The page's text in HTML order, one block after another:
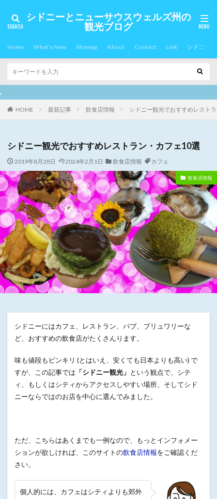
シドニーとニューサウスウェルズ州の
観光ブログ
Home What’s New Sitemap About Contact Link シドニー
HOME 最新記事 飲食店情報 シドニー観光でおすすめレスト
シドニー観光でおすすめレストラン・カフェ10選
2019年8月28日 2024年2月1日 飲食店情報 カフェ
飲食店情報
シドニーにはカフェ、レストラン、パブ、ブリュワリーな
ど、おすすめの飲食店がたくさんります。
味も値段もピンキリ (とはいえ、安くても日本よりも高い) で
すが、この記事では 「シドニー観光」 という観点で、シテ
ィ、もしくはシティからアクセスしやすい場所、そしてシド
ニーならではのお店を中心に選んでみました。
ただ、こちらはあくまでも一例なので、もっとインフォメー
ションが欲しければ、このサイトの飲食店情報をご確認くだ
さい。
個人的には、カフェはシティよりも郊外